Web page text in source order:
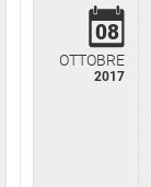
08
OTTOBRE
2017